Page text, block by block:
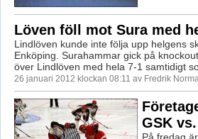
Löven föll mot Sura med
Lindlöven kunde inte följa upp helgens
Enköping. Surahammar gick på
över Lindlöven med hela 7-1 samtidigt
26 januari 2012 klockan 08:11 av Fredrik
GSK